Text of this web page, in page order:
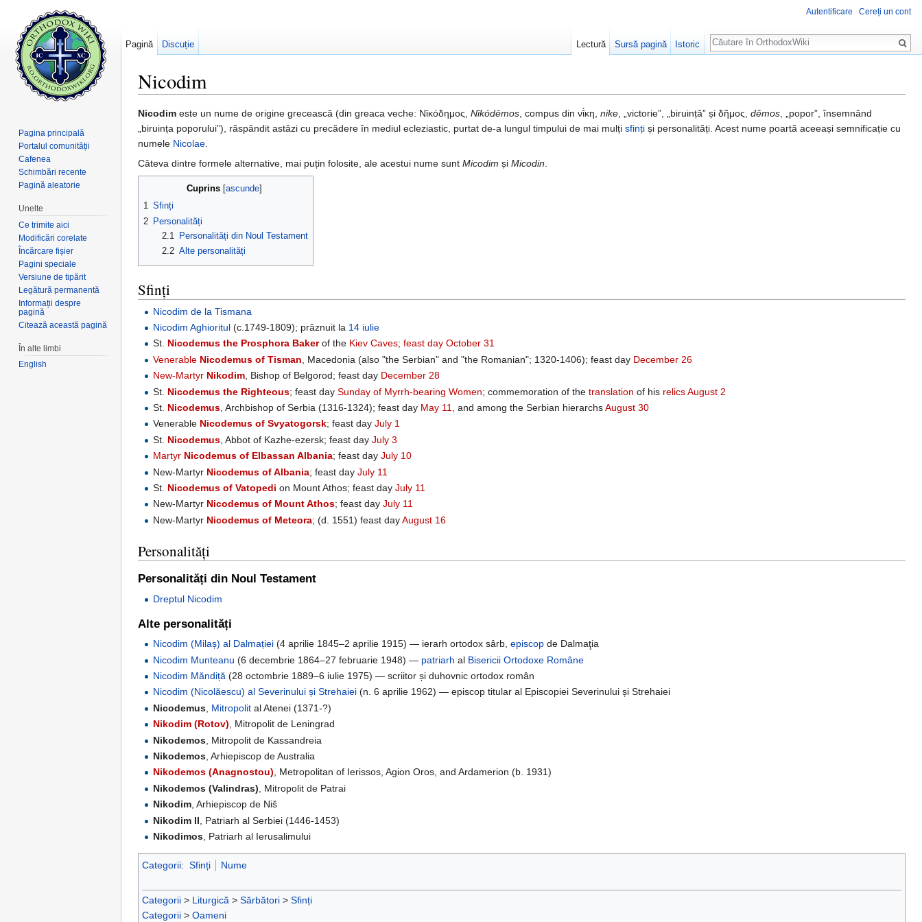
Nicodim
Nicodim este un nume de origine grecească (din greaca veche: Νῑκόδημος, Nīkódēmos, compus din νῑ́κη, nike, „victorie”, „biruință” și δῆμος, dêmos, „popor”, însemnând
„biruința poporului”), răspândit astăzi cu precădere în mediul ecleziastic, purtat de-a lungul timpului de mai mulți sfinți și personalități. Acest nume poartă aceeași semnificație cu
numele Nicolae.
Câteva dintre formele alternative, mai puțin folosite, ale acestui nume sunt Micodim și Micodin.
Cuprins ascunde
1 Sfinți
2 Personalități
2.1
Personalități din Noul Testament
2.2 Alte personalități
Sfinți
Nicodim de la Tismana
Nicodim Aghioritul (c.1749-1809); prăznuit la 14 iulie
St. Nicodemus the Prosphora Bakerof the Kiev Caves;feast day October 31
Venerable Nicodemus of Tisman , Macedonia (also "the Serbian" and "the Romanian"; 1320-1406); feast day December 26
New-Martyr Nikodim, Bishop of Belgorod; feast day December 28
St. Nicodemus the Righteous; feast daySunday of Myrrh-bearing Women; commemoration of thetranslation of his relics August 2
St. Nicodemus , Archbishop of Serbia (1316-1324); feast day May 11 , and among the Serbian hierarchsAugust 30
Venerable Nicodemus of Svyatogorsk; feast dayJuly 1
St. Nicodemus , Abbot of Kazhe-ezersk; feast dayJuly 3
Martyr Nicodemus of Elbassan Albania; feast dayJuly 10
New-Martyr Nicodemus of Albania; feast dayJuly 11
St. Nicodemus of Vatopedi on Mount Athos; feast dayJuly 11
New-Martyr Nicodemus of Mount Athos; feast dayJuly 11
New-Martyr Nicodemus of Meteora; (d. 1551) feast dayAugust 16
Personalități
Personalități din Noul Testament
Dreptul Nicodim
Alte personalități
Nicodim (Milaș) al Dalmației (4 aprilie 1845–2 aprilie 1915) — ierarh ortodox sârb,episcop de Dalmaţia
Nicodim Munteanu (6 decembrie 1864–27 februarie 1948) — patriarh al Bisericii Ortodoxe Române
Nicodim Măndiță (28 octombrie 1889–6 iulie 1975) — scriitor și duhovnic ortodox român
Nicodim (Nicolăescu) al Severinului și Strehaiei (n. 6 aprilie 1962) — episcop titular al Episcopiei Severinului și Strehaiei
Nicodemus Mitropolit al Atenei (1371-?)
Nikodim (Rotov) , Mitropolit de Leningrad
Nikodemos , Mitropolit de Kassandreia
Nikodemos , Arhiepiscop de Australia
Nikodemos (Anagnostou), Metropolitan of Ierissos, Agion Oros, and Ardamerion (b. 1931)
Nikodemos (Valindras) , Mitropolit de Patrai
Nikodim , Arhiepiscop de Niš
Nikodim II , Patriarh al Serbiei (1446-1453)
Nikodimos , Patriarh al Ierusalimului
Categorii: Sfinți Nume
Categorii > Liturgică > Sărbători > Sfinți
Categorii > Oameni
Autentificare Cereți un cont
Pagină Discuție Lectură Sursă pagină Istoric
Căutare
Pagina principală
Portalul comunității
Cafenea
Schimbări recente
Pagină aleatorie
Unelte
Ce trimite aici
Modificări corelate
Încărcare fișier
Pagini speciale
Versiune de tipărit
Legătură permanentă
Informații despre
pagină
Citează această pagină
În alte limbi
English